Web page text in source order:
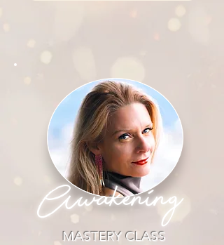
Awakening
MASTERY CLASS